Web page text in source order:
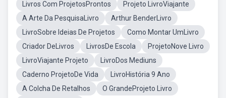
Livros Com ProjetosProntos
Projeto LivroViajante
A Arte Da PesquisaLivro
Arthur BenderLivro
LivroSobre Ideias De Projetos
Como Montar UmLivro
Criador DeLivros
LivrosDe Escola
ProjetoNove Livro
LivroViajante Projeto
LivroDos Mediuns
Caderno ProjetoDe Vida
LivroHistória 9 Ano
A Colcha De Retalhos
O GrandeProjeto Livro